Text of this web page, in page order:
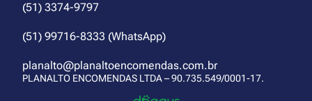
(51) 3374-9797
(51) 99716-8333 (WhatsApp)
planalto@planaltoencomendas.com.br
PLANALTO ENCOMENDAS LTDA – 90.735.549/0001-17.